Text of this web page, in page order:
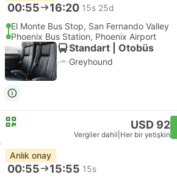
00:55 16:20 15s 25d
El Monte Bus Stop, San Fernando Valley
Phoenix Bus Station, Phoenix Airport
Standart | Otobüs
Greyhound
USD 92
Vergiler dahil Her bir yetişkin
Anlık onay
00:55 15:55 15s